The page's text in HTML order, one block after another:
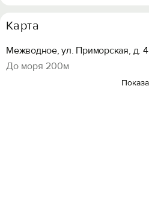
Карта
Межводное, ул. Приморская, д. 4
До моря 200м